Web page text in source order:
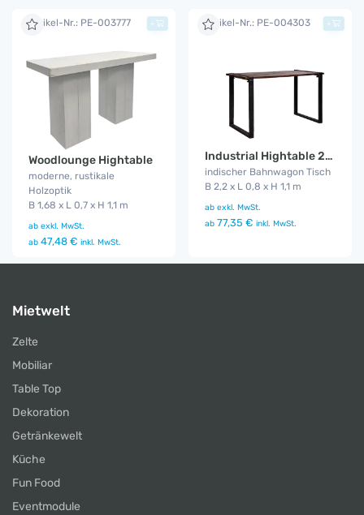
Artikel-Nr.: PE-003777
Woodlounge Hightable
moderne, rustikale
Holzoptik
B 1,68 x L 0,7 x H 1,1 m
ab exkl. MwSt.
ab 47,48 € inkl. MwSt.
+ Artikel-Nr.: PE-004303
Industrial Hightable 2,2 m
indischer Bahnwagon Tisch
B 2,2 x L 0,8 x H 1,1 m
ab exkl. MwSt.
ab 77,35 € inkl. MwSt.
+
Mietwelt
Zelte
Mobiliar
Table Top
Dekoration
Getränkewelt
Küche
Fun Food
Eventmodule